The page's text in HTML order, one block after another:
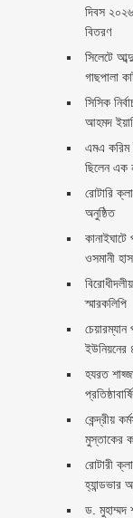
দিবস
বিতরণ ‎ ‎
সিলেটে
গাছপালা
সিসিক
আহমদ
এমএ করিম
ছিলেন এক
রোটারি
অনুষ্ঠিত
ওসমানী
স্মারকলিপি ‎
চেয়ারম্যান
ইউনিয়নের
হযরত
কেন্দ্রীয়
মুস্তাকের
রোটারী
হ্যান্ডভার
ড. মুহাম্মদ